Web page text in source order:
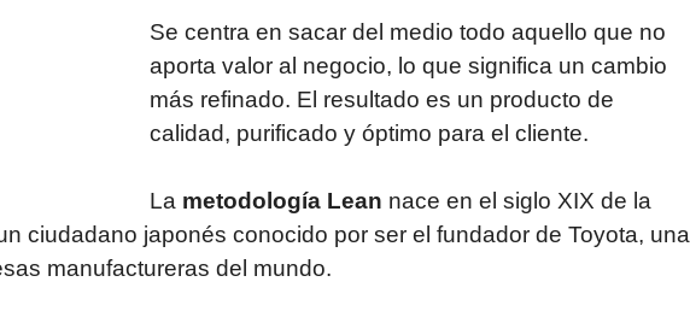
Se centra en sacar del medio todo aquello que no
aporta valor al negocio, lo que significa un cambio
más refinado. El resultado es un producto de
calidad, purificado y óptimo para el cliente.
La metodología Lean nace en el siglo XIX de la
ciudadano japonés conocido por ser el fundador de Toyota, una
manufactureras del mundo.